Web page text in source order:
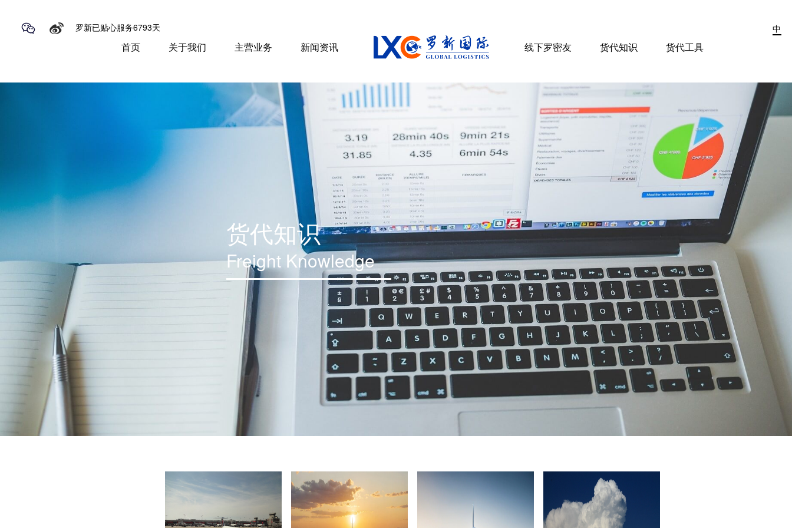
罗新已贴心服务6793天 中
首页 关于我们 主营业务 新闻资讯 线下罗密友 货代知识 货代工具
货代知识
Freight Knowledge